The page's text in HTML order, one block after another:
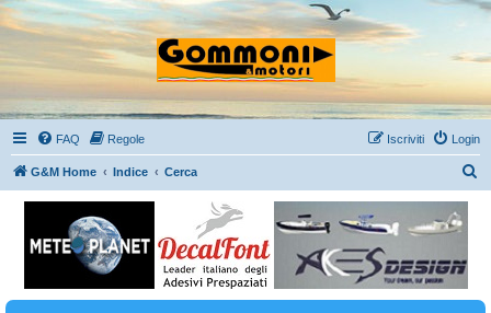
FAQ Regole Login
Iscriviti
G&M Home Indice Cerca